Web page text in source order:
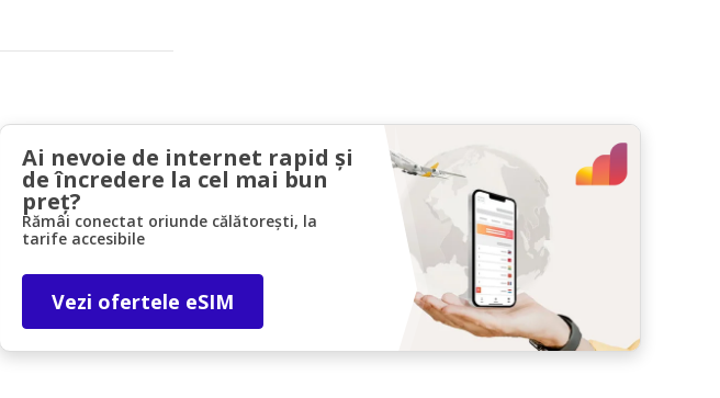
Ai nevoie de internet rapid și
de încredere la cel mai bun
preț?
Rămâi conectat oriunde călătorești, la
tarife accesibile
Vezi ofertele eSIM